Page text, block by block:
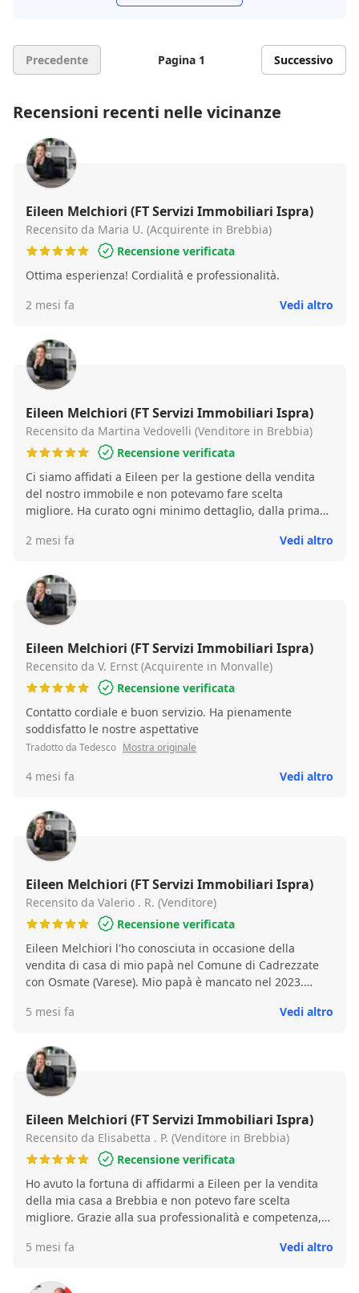
Precedente Pagina 1 Successivo
Recensioni recenti nelle vicinanze
Eileen Melchiori (FT Servizi Immobiliari Ispra)
Recensito da Maria U. (Acquirente in Brebbia)
Recensione verificata
Ottima esperienza! Cordialità e professionalità.
2 mesi fa
Vedi altro
Eileen Melchiori (FT Servizi Immobiliari Ispra)
Recensito da Martina Vedovelli (Venditore in Brebbia)
Recensione verificata
Ci siamo affidati a Eileen per la gestione della vendita
del nostro immobile e non potevamo fare scelta
migliore. Ha curato ogni minimo dettaglio, dalla prima
burocratico. Comunicazione chiara e veloce, ma
professionista del settore! Grazie di cuore 🍀✨
2 mesi fa Vedi altro
Eileen Melchiori (FT Servizi Immobiliari Ispra)
Recensito da V. Ernst (Acquirente in Monvalle)
Recensione verificata
Contatto cordiale e buon servizio. Ha pienamente
soddisfatto le nostre aspettative
Tradotto da Tedesco Mostra originale
4 mesi fa Vedi altro
Eileen Melchiori (FT Servizi Immobiliari Ispra)
Recensito da Valerio . R. (Venditore)
Recensione verificata
Eileen Melchiori l'ho conosciuta in occasione della
vendita di casa di mio papà nel Comune di Cadrezzate
con Osmate (Varese). Mio papà è mancato nel 2023.
un'agente immobiliare ma per quel che riguarda
Non é frequente incontrare in questi casi quacuno che
aiuta, consiglia e soprattutto si rende disponibile.
Dovrebbe essere nel loro interesse ma é raro comunque
trovare professionisti così anche nel rapporto umano.
Quest'anno mia moglie ha venduto un immobile nel
comune di Lodivecchio (Lodi). Conoscendo la Melchiori,
non ho avuto dubbi su chi chiamare per occuparsi della
vendita. Valerio.
5 mesi fa Vedi altro
Eileen Melchiori (FT Servizi Immobiliari Ispra)
Recensito da Elisabetta . P. (Venditore in Brebbia)
Recensione verificata
Ho avuto la fortuna di affidarmi a Eileen per la vendita
della mia casa a Brebbia e non potevo fare scelta
migliore. Grazie alla sua professionalità e competenza,
ottimali. Ma ciò che ha fatto davvero la differenza è stata
Successivamente, sempre con il suo supporto, sono
5 mesi fa Vedi altro